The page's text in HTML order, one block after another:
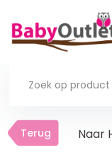
Terug
Terug Naar